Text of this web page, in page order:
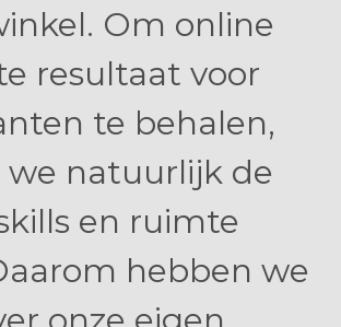
Om online
resultaat voor
te behalen,
we natuurlijk de
en ruimte
hebben we